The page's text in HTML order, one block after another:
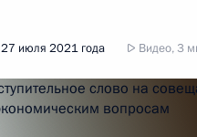
27 июля 2021 года Видео, 3